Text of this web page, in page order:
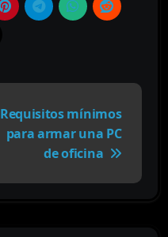
Requisitos mínimos
para armar una PC
de oficina